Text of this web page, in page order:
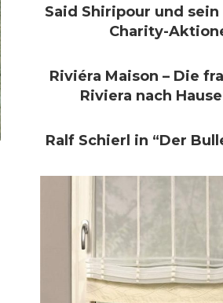
Said Shiripour und
Charity-
Riviéra Maison – Die
Riviera nach
Ralf Schierl in “Der